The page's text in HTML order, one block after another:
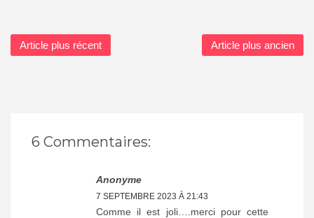
Article plus récent Article plus ancien
6 Commentaires:
Anonyme
7 SEPTEMBRE 2023 À 21:43
Comme il est joli….merci pour cette